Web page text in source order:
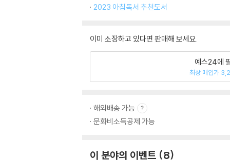
2023 아침독서 추천도서
이미 소장하고 있다면 판매해 보세요.
예스24에
최상 매입가
해외배송 가능
문화비소득공제 가능
이 분야의 이벤트 8